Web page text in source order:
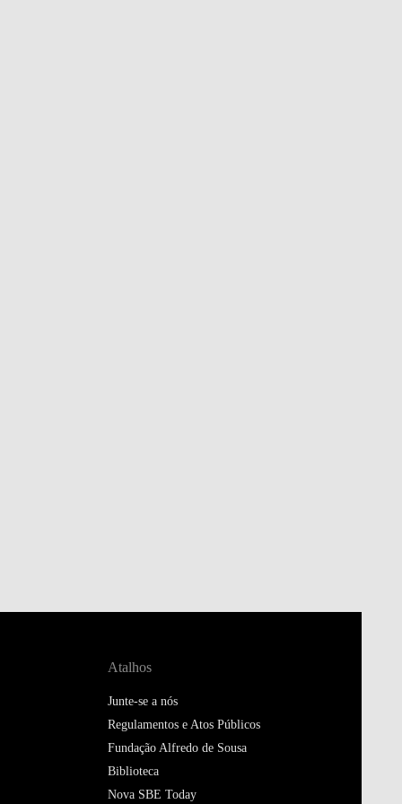
Atalhos
Junte-se a nós
Regulamentos e Atos Públicos
Fundação Alfredo de Sousa
Biblioteca
Nova SBE Today